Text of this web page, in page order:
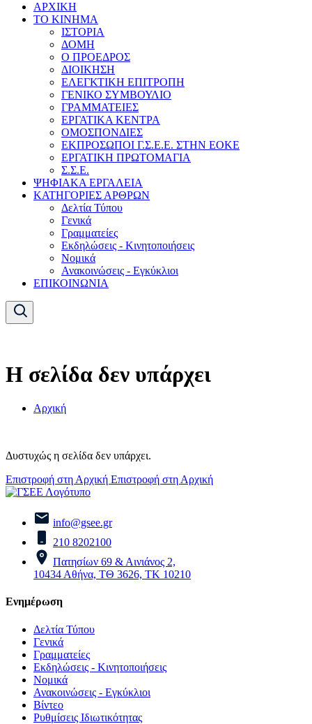
ΑΡΧΙΚΗ
ΤΟ ΚΙΝΗΜΑ
ΙΣΤΟΡΙΑ
ΔΟΜΗ
Ο ΠΡΟΕΔΡΟΣ
ΔΙΟΙΚΗΣΗ
ΕΛΕΓΚΤΙΚΗ ΕΠΙΤΡΟΠΗ
ΓΕΝΙΚΟ ΣΥΜΒΟΥΛΙΟ
ΓΡΑΜΜΑΤΕΙΕΣ
ΕΡΓΑΤΙΚΑ ΚΕΝΤΡΑ
ΟΜΟΣΠΟΝΔΙΕΣ
ΕΚΠΡΟΣΩΠΟΙ Γ.Σ.Ε.Ε. ΣΤΗΝ ΕΟΚΕ
ΕΡΓΑΤΙΚΗ ΠΡΩΤΟΜΑΓΙΑ
Σ.Σ.Ε.
ΨΗΦΙΑΚΑ ΕΡΓΑΛΕΙΑ
ΚΑΤΗΓΟΡΙΕΣ ΑΡΘΡΩΝ
Δελτία Τύπου
Γενικά
Γραμματείες
Εκδηλώσεις - Κινητοποιήσεις
Νομικά
Ανακοινώσεις - Εγκύκλιοι
ΕΠΙΚΟΙΝΩΝΙΑ
Η σελίδα δεν υπάρχει
Αρχική
Δυστυχώς η σελίδα δεν υπάρχει.
Επιστροφή στη Αρχική Επιστροφή στη Αρχική
info@gsee.gr
210 8202100
Πατησίων 69 & Αινιάνος 2,
10434 Αθήνα, ΤΘ 3626, ΤΚ 10210
Ενημέρωση
Δελτία Τύπου
Γενικά
Γραμματείες
Εκδηλώσεις - Κινητοποιήσεις
Νομικά
Ανακοινώσεις - Εγκύκλιοι
Βίντεο
Ρυθμίσεις Ιδιωτικότητας